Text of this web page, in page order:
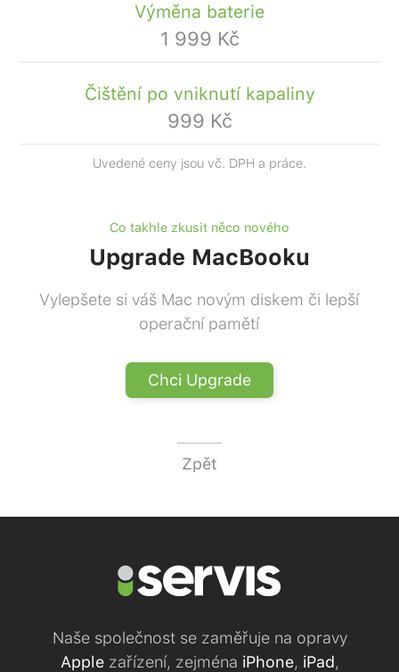
Výměna baterie
1 999 Kč
Čištění po vniknutí kapaliny
999 Kč
Uvedené ceny jsou vč. DPH a práce.
Co takhle zkusit něco nového
Upgrade MacBooku
Vylepšete si váš Mac novým diskem či lepší
operační pamětí
Chci Upgrade
Zpět
Naše společnost se zaměřuje na opravy
Applezařízení, zejména iPhone, iPad,